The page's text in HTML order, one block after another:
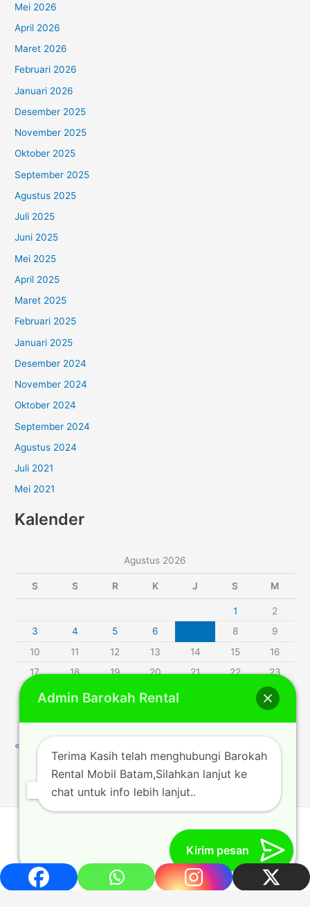
Mei 2026
April 2026
Maret 2026
Februari 2026
Januari 2026
Desember 2025
November 2025
Oktober 2025
September 2025
Agustus 2025
Juli 2025
Juni 2025
Mei 2025
April 2025
Maret 2025
Februari 2025
Januari 2025
Desember 2024
November 2024
Oktober 2024
September 2024
Agustus 2024
Juli 2021
Mei 2021
Kalender
Agustus 2026
S S R K J S M
1
2
3
4 5 6 8
9
10
11 12 13 14 15
16
17
18 19 20 21 22
23
24
25 26
30
« Jul
Rentalmobilbatam212.com © 2014 | Powered by [Barokah
Trans_author]
Admin Barokah Rental
Terima Kasih telah menghubungi Barokah
Rental Mobil Batam,Silahkan lanjut ke
chat untuk info lebih lanjut..
Kirim pesan